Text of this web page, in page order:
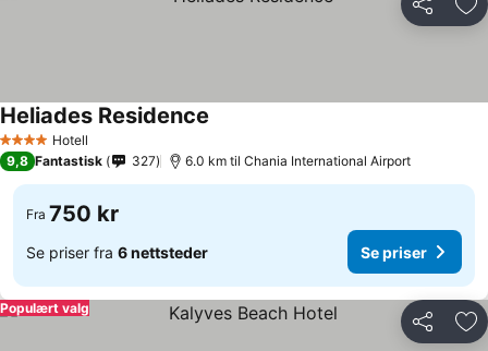
Del
4 StjernerHotell
Heliades Residence
9,8 Fantastisk 327 6.0 km til Chania International Airport
Fra 750 kr
Se priser fra 6 nettsteder Se priser
Del
Populært valg